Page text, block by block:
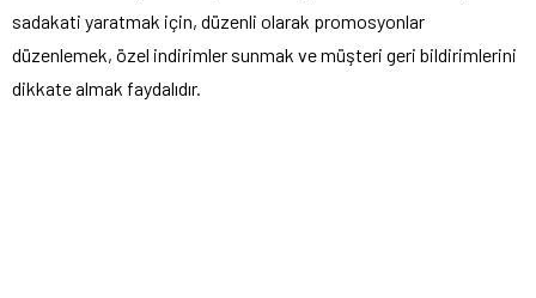
sadakati yaratmak için, düzenli olarak promosyonlar
düzenlemek, özel indirimler sunmak ve müşteri geri bildirimlerini
dikkate almak faydalıdır.